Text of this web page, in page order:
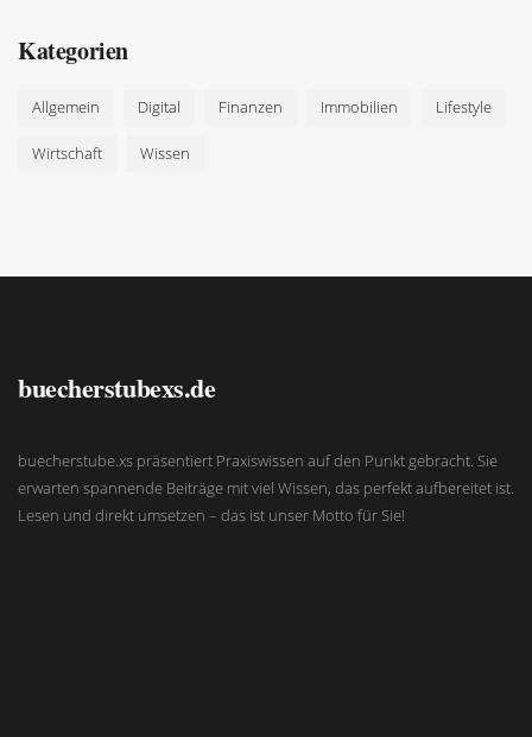
Kategorien
Allgemein Digital Finanzen Immobilien Lifestyle
Wirtschaft Wissen
buecherstubexs.de
buecherstube.xs präsentiert Praxiswissen auf den Punkt gebracht. Sie
erwarten spannende Beiträge mit viel Wissen, das perfekt aufbereitet ist.
Lesen und direkt umsetzen – das ist unser Motto für Sie!